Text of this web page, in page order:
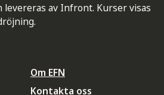
av Infront. Kurser visas
Om EFN
Kontakta oss